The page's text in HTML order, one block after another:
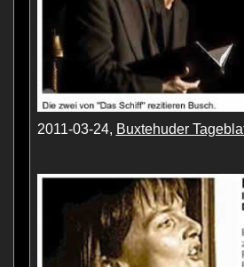
2011-03-24, Buxtehuder